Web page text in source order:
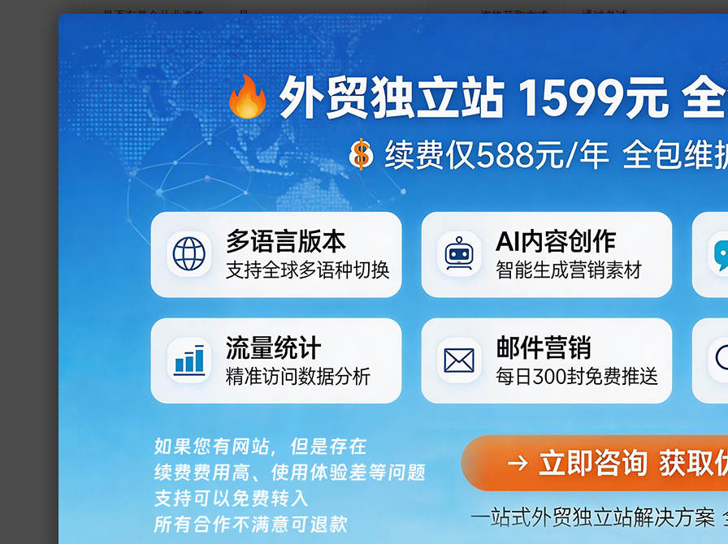
是否有基金从业资格 是 资格获取方式 通过考试
工作履历
时间
2017.07 -
中量投资产管理有限
公司
中量投资产管理有限
公司（老系统迁移数
据）
法定代表人,董事长
2017.07 - 2017.09
中量投资产管理有限
公司
投研部 投研负责人
2016.07 - 2017.06 无
2012.05 - 2016.06
西南证券股份有限公
量化投资部
量化投资部组建人
招商证券股份有限公
司
衍生投资部负责人
2006.05 - 2007.11
贝尔交易量化交易平
投资交易部 高级交易经理
2005.01 - 2006.05 投研部 分析员
是否有基金从业资格 是 资格获取方式 通过考试
时间 任职部门 职务
中量投资产管理有限
总经理,信息填报